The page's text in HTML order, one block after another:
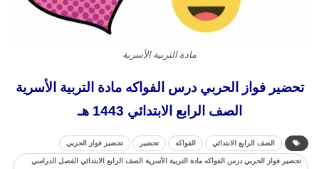
مادة التربية الأسرية
تحضير فواز الحربي درس الفواكه مادة التربية الأسرية
الصف الرابع الابتدائي 1443 هـ
الصف الرابع الابتدائي الفواكه تحضير تحضير فواز الحربي
تحضير فواز الحربي درس الفواكه مادة التربية الأسرية الصف الرابع الابتدائي الفصل الدراسي